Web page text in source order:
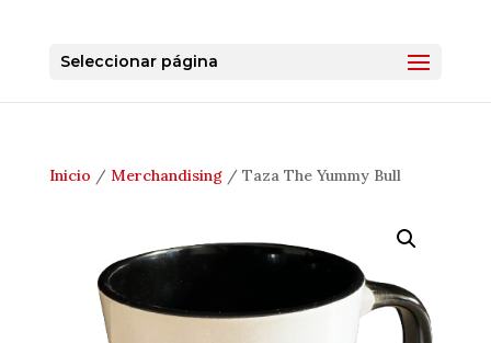
Seleccionar página
Inicio / Merchandising/ Taza The Yummy Bull